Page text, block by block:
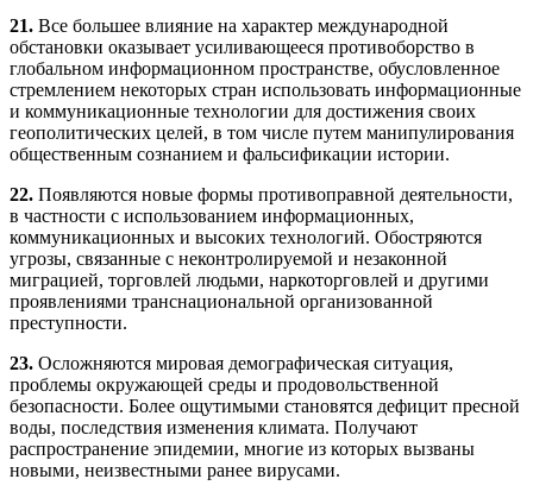
21. Все большее влияние на характер международной
обстановки оказывает усиливающееся противоборство в
глобальном информационном пространстве, обусловленное
стремлением некоторых стран использовать информационные
и коммуникационные технологии для достижения своих
геополитических целей, в том числе путем манипулирования
общественным сознанием и фальсификации истории.
22. Появляются новые формы противоправной деятельности,
в частности с использованием информационных,
коммуникационных и высоких технологий. Обостряются
угрозы, связанные с неконтролируемой и незаконной
миграцией, торговлей людьми, наркоторговлей и другими
проявлениями транснациональной организованной
преступности.
23. Осложняются мировая демографическая ситуация,
проблемы окружающей среды и продовольственной
безопасности. Более ощутимыми становятся дефицит пресной
воды, последствия изменения климата. Получают
распространение эпидемии, многие из которых вызваны
новыми, неизвестными ранее вирусами.